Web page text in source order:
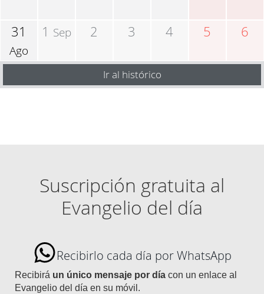
31
Ago
1 Sep 2 3 4 5 6
Ir al histórico
Suscripción gratuita al
Evangelio del día
Recibirlo cada día por WhatsApp
Recibirá un único mensaje por día con un enlace al
Evangelio del día en su móvil.